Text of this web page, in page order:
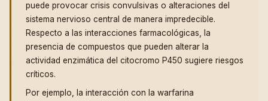
puede provocar crisis convulsivas o alteraciones del
sistema nervioso central de manera impredecible.
Respecto a las interacciones farmacológicas, la
presencia de compuestos que pueden alterar la
actividad enzimática del citocromo P450 sugiere riesgos
críticos.
Por ejemplo, la interacción con la warfarina